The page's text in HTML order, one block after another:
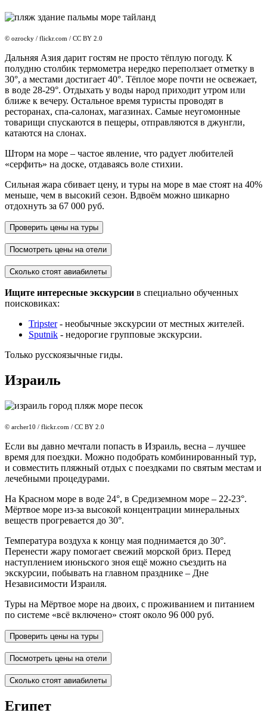
© ozrocky / flickr.com / CC BY 2.0
Дальняя Азия дарит гостям не просто тёплую погоду. К
полудню столбик термометра нередко переползает отметку в
30°, а местами достигает 40°. Тёплое море почти не освежает,
в воде 28-29°. Отдыхать у воды народ приходит утром или
ближе к вечеру. Остальное время туристы проводят в
ресторанах, спа-салонах, магазинах. Самые неугомонные
товарищи спускаются в пещеры, отправляются в джунгли,
катаются на слонах.
Шторм на море – частое явление, что радует любителей
«серфить» на доске, отдаваясь воле стихии.
Сильная жара сбивает цену, и туры на море в мае стоят на 40%
меньше, чем в высокий сезон. Вдвоём можно шикарно
отдохнуть за 67 000 руб.
Проверить цены на туры
Посмотреть цены на отели
Сколько стоят авиабилеты
Ищите интересные экскурсии в специально обученных
поисковиках:
Tripster- необычные экскурсии от местных жителей.
Sputnik - недорогие групповые экскурсии.
Только русскоязычные гиды.
Израиль
© archer10 / flickr.com / CC BY 2.0
Если вы давно мечтали попасть в Израиль, весна – лучшее
время для поездки. Можно подобрать комбинированный тур,
и совместить пляжный отдых с поездками по святым местам и
лечебными процедурами.
На Красном море в воде 24°, в Средиземном море – 22-23°.
Мёртвое море из-за высокой концентрации минеральных
веществ прогревается до 30°.
Температура воздуха к концу мая поднимается до 30°.
Перенести жару помогает свежий морской бриз. Перед
наступлением июньского зноя ещё можно съездить на
экскурсии, побывать на главном празднике – Дне
Независимости Израиля.
Туры на Мёртвое море на двоих, с проживанием и питанием
по системе «всё включено» стоят около 96 000 руб.
Проверить цены на туры
Посмотреть цены на отели
Сколько стоят авиабилеты
Египет